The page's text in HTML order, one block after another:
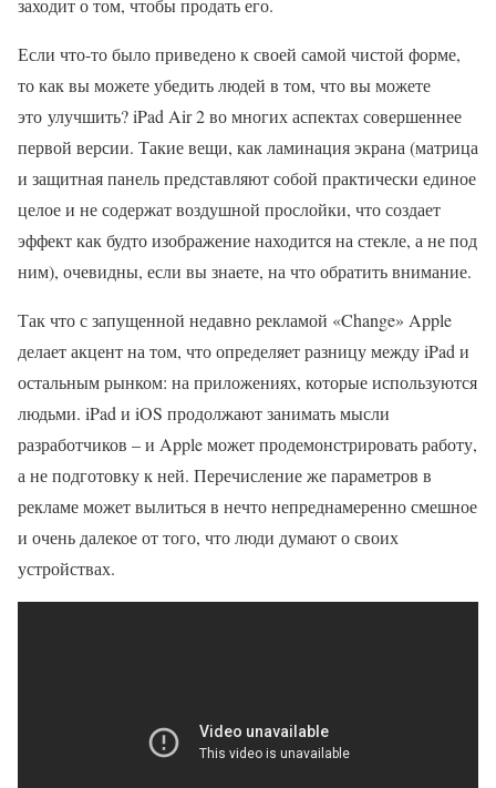
Если что-то было приведено к своей самой чистой форме,
то как вы можете убедить людей в том, что вы можете
это улучшить? iPad Air 2 во многих аспектах совершеннее
первой версии. Такие вещи, как ламинация экрана (матрица
и защитная панель представляют собой практически единое
целое и не содержат воздушной прослойки, что создает
эффект как будто изображение находится на стекле, а не под
ним), очевидны, если вы знаете, на что обратить внимание.
Так что с запущенной недавно рекламой «Change» Apple
делает акцент на том, что определяет разницу между iPad и
остальным рынком: на приложениях, которые используются
людьми. iPad и iOS продолжают занимать мысли
разработчиков – и Apple может продемонстрировать работу,
а не подготовку к ней. Перечисление же параметров в
рекламе может вылиться в нечто непреднамеренно смешное
и очень далекое от того, что люди думают о своих
устройствах.